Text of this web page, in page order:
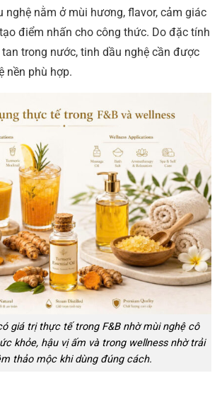
nghệ nằm ở mùi hương, flavor, cảm giác
điểm nhấn cho công thức. Do đặc tính
trong nước, tinh dầu nghệ cần được
nền phù hợp.
giá trị thực tế trong F&B nhờ mùi nghệ cô
khỏe, hậu vị ấm và trong wellness nhờ trải
thảo mộc khi dùng đúng cách.